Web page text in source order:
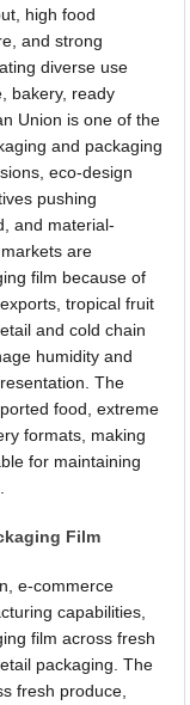
high food
and strong
diverse use
bakery, ready
Union is one of the
and packaging
eco-design
pushing
and material-
are
film because of
tropical fruit
and cold chain
humidity and
The
food, extreme
formats, making
for maintaining
Film
e-commerce
capabilities,
film across fresh
packaging. The
fresh produce,